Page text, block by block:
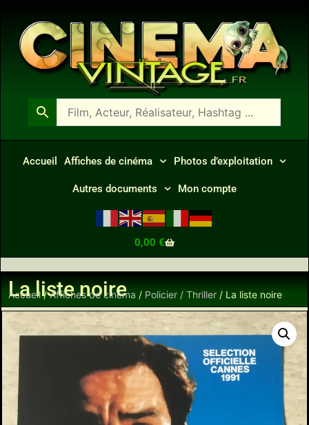
Accueil Affiches de cinéma Photos d’exploitation
Autres documents Mon compte
0,00 €
La liste noire
Accueil/Affiches de cinéma / Policier / Thriller / La liste noire